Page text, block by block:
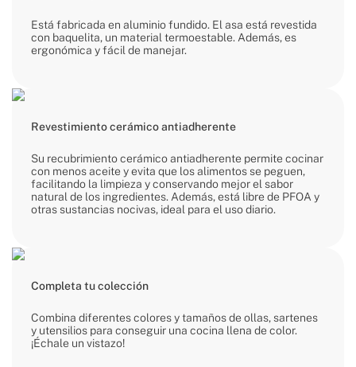
Está fabricada en aluminio fundido. El asa está revestida
con baquelita, un material termoestable. Además, es
ergonómica y fácil de manejar.
Revestimiento cerámico antiadherente
Su recubrimiento cerámico antiadherente permite cocinar
con menos aceite y evita que los alimentos se peguen,
facilitando la limpieza y conservando mejor el sabor
natural de los ingredientes. Además, está libre de PFOA y
otras sustancias nocivas, ideal para el uso diario.
Completa tu colección
Combina diferentes colores y tamaños de ollas, sartenes
y utensilios para conseguir una cocina llena de color.
¡Échale un vistazo!